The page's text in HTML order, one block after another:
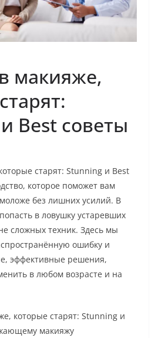
макияже,
Best советы
старят: Stunning и Best
которое поможет вам
без лишних усилий. В
в ловушку устаревших
сложных техник. Здесь мы
ошибку и
эффективные решения,
в любом возрасте и на
которые старят: Stunning и
макияжу